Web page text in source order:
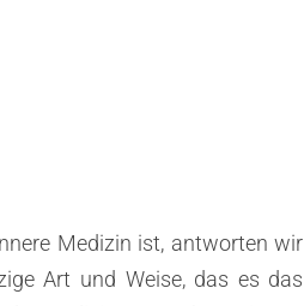
Medizin ist, antworten wir
Art und Weise, das es das